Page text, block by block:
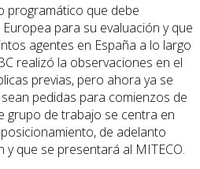
programático que debe
para su evaluación y que
agentes en España a lo largo
realizó la observaciones en el
previas, pero ahora ya se
pedidas para comienzos de
grupo de trabajo se centra en
de adelanto
que se presentará al MITECO.